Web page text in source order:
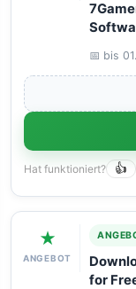
📅 bis
Hat funktioniert? 👍
★
ANGEBOT
for